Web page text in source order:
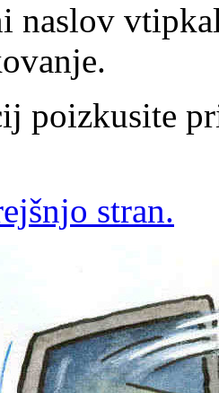
naslov
poizkusite
stran.